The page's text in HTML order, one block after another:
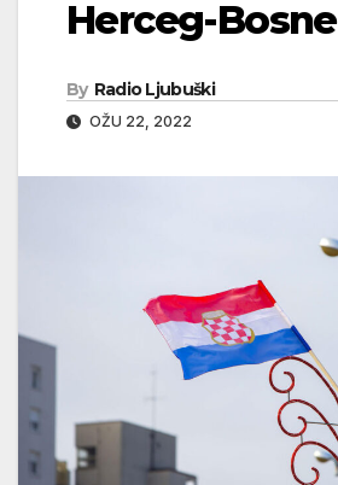
Herceg-Bosne
By Radio Ljubuški
OŽU 22, 2022